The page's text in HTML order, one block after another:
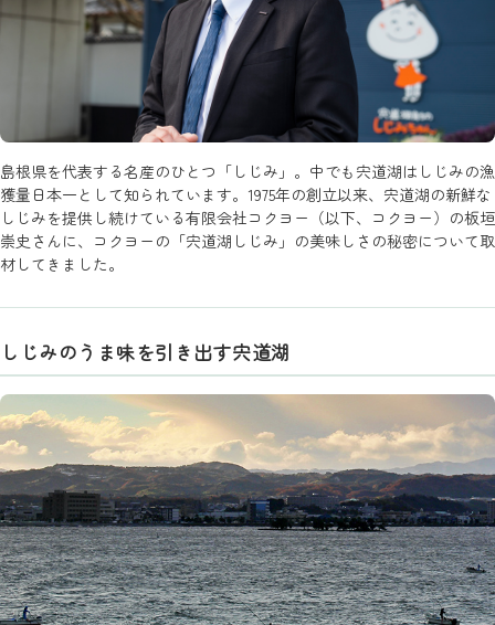
島根県を代表する名産のひとつ「しじみ」。中でも宍道湖はしじみの漁
獲量日本一として知られています。1975年の創立以来、宍道湖の新鮮な
しじみを提供し続けている有限会社コクヨー（以下、コクヨー）の板垣
崇史さんに、コクヨーの「宍道湖しじみ」の美味しさの秘密について取
材してきました。
しじみのうま味を引き出す宍道湖